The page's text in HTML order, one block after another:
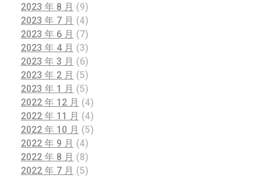
2023 年 8 月 (9)
2023 年 7 月 (4)
2023 年 6 月 (7)
2023 年 4 月 (3)
2023 年 3 月 (6)
2023 年 2 月 (5)
2023 年 1 月 (5)
2022 年 12 月 (4)
2022 年 11 月 (4)
2022 年 10 月 (5)
2022 年 9 月 (4)
2022 年 8 月 (8)
2022 年 7 月 (5)